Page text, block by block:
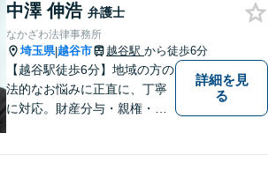
中澤 伸浩 弁護士
なかざわ法律事務所
埼玉県|越谷市 越谷駅 から徒歩6分
【越谷駅徒歩6分】地域の方の
法的なお悩みに正直に、丁寧
に対応。財産分与・親権・養
詳細を見
る